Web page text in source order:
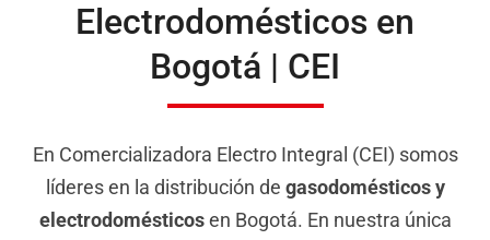
Electrodomésticos en
Bogotá | CEI
En Comercializadora Electro Integral (CEI) somos
líderes en la distribución de gasodomésticos y
electrodomésticosen Bogotá. En nuestra única